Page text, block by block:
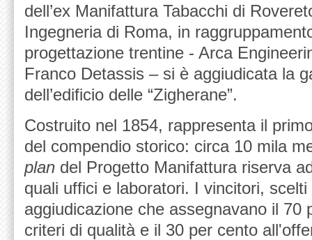
dell’ex Manifattura Tabacchi di
Ingegneria di Roma, in
progettazione trentine - Arca
Franco Detassis – si è aggiudicata la
dell’edificio delle “Zigherane”.
Costruito nel 1854, rappresenta il
del compendio storico: circa 10 mila
plan del Progetto Manifattura riserva
quali uffici e laboratori. I vincitori,
aggiudicazione che assegnavano il 70
criteri di qualità e il 30 per cento